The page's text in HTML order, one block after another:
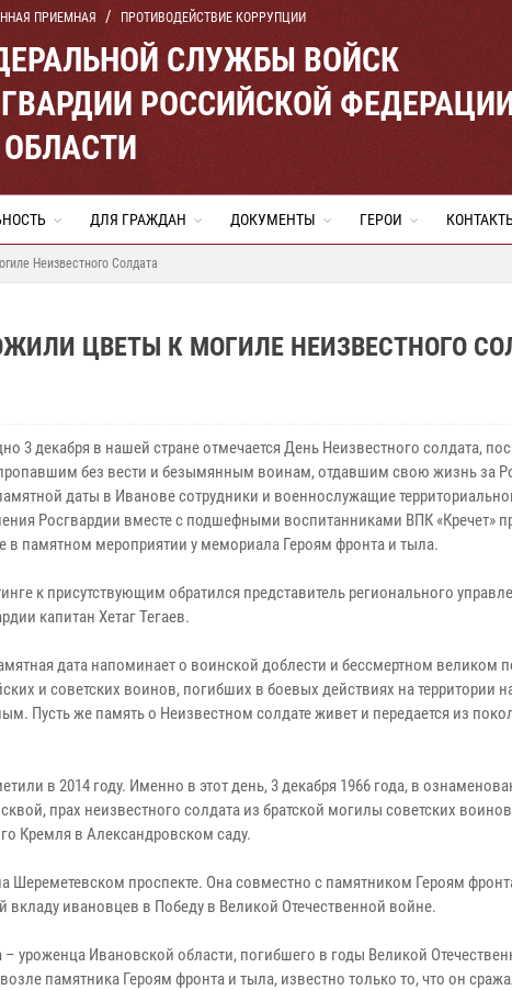
ПРИЕМНАЯ ПРОТИВОДЕЙСТВИЕ КОРРУПЦИИ
СЛУЖБЫ ВОЙСК
РОССИЙСКОЙ
ДЛЯ ГРАЖДАН ДОКУМЕНТЫ ГЕРОИ
Неизвестного Солдата
ЦВЕТЫ К МОГИЛЕ НЕИЗВЕСТНОГО
3 декабря в нашей стране отмечается День Неизвестного солдата,
без вести и безымянным воинам, отдавшим свою жизнь за
даты в Иванове сотрудники и военнослужащие
Росгвардии вместе с подшефными воспитанниками ВПК «Кречет»
в памятном мероприятии у мемориала Героям фронта и тыла.
к присутствующим обратился представитель регионального
капитан Хетаг Тегаев.
дата напоминает о воинской доблести и бессмертном великом
и советских воинов, погибших в боевых действиях на территории
Пусть же память о Неизвестном солдате живет и передается из
в 2014 году. Именно в этот день, 3 декабря 1966 года, в
прах неизвестного солдата из братской могилы советских
Кремля в Александровском саду.
Шереметевском проспекте. Она совместно с памятником Героям
ивановцев в Победу в Великой Отечественной войне.
уроженца Ивановской области, погибшего в годы Великой
памятника Героям фронта и тыла, известно только то, что он